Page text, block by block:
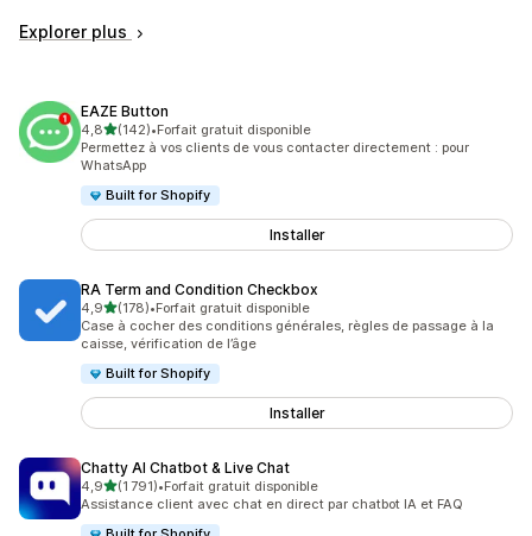
Explorer plus
EAZE Button
4,8étoile(s) sur 5
(142)
142 avis au total
•Forfait gratuit disponible
Permettez à vos clients de vous contacter directement : pour
WhatsApp
Built for Shopify
Installer
RA Term and Condition Checkbox
4,9étoile(s) sur 5
(178)
178 avis au total
•Forfait gratuit disponible
Case à cocher des conditions générales, règles de passage à la
caisse, vérification de l’âge
Built for Shopify
Installer
Chatty AI Chatbot & Live Chat
4,9étoile(s) sur 5
(1 791)
1791 avis au total
•Forfait gratuit disponible
Assistance client avec chat en direct par chatbot IA et FAQ